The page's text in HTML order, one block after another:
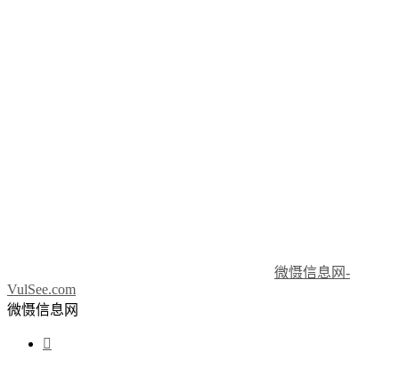
微慑信息网-
VulSee.com
微慑信息网
